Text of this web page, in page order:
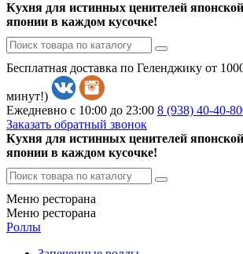
Кухня для истинных ценителей
японии в каждом кусочке!
Бесплатная доставка по Геленджику от
минут!)
Ежедневно с 10:00 до 23:00 8 (938) 40-40-
Заказать обратный звонок
Кухня для истинных ценителей
японии в каждом кусочке!
Меню ресторана
Меню ресторана
Роллы